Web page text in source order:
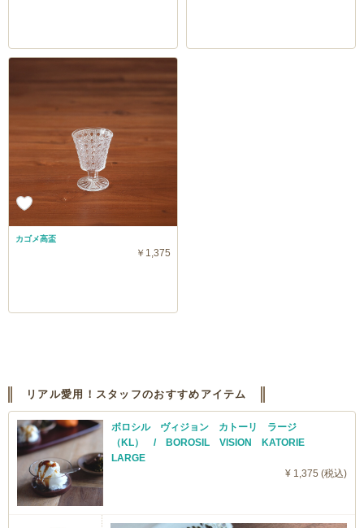
カゴメ高盃
￥1,375
リアル愛用！スタッフのおすすめアイテム
ボロシル ヴィジョン カトーリ ラージ
（KL） / BOROSIL VISION KATORIE
LARGE
¥ 1,375 (税込)